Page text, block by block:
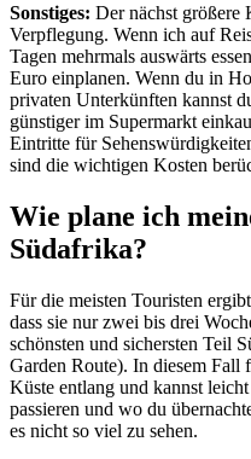
Sonstiges: Der nächst größere
Verpflegung. Wenn ich auf
Tagen mehrmals auswärts
Euro einplanen. Wenn du in
privaten Unterkünften kannst
günstiger im Supermarkt
Eintritte für
sind die wichtigen Kosten
Wie plane ich
Südafrika?
Für die meisten Touristen
dass sie nur zwei bis drei
schönsten und sichersten Teil
Garden Route). In diesem Fall
Küste entlang und kannst
passieren und wo du
es nicht so viel zu sehen.